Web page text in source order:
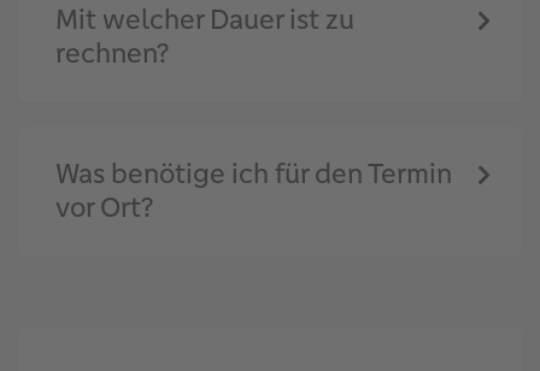
Mit welcher Dauer ist zu
rechnen?
Was benötige ich für den Termin
vor Ort?